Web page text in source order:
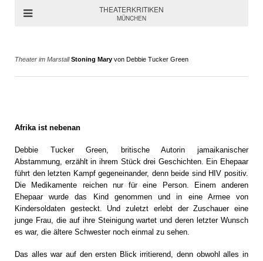
THEATERKRITIKEN
MÜNCHEN
Theater im MarstallStoning Mary von Debbie Tucker Green
Afrika ist nebenan
Debbie Tucker Green, britische Autorin jamaikanischer
Abstammung, erzählt in ihrem Stück drei Geschichten. Ein Ehepaar
führt den letzten Kampf gegeneinander, denn beide sind HIV positiv.
Die Medikamente reichen nur für eine Person. Einem anderen
Ehepaar wurde das Kind genommen und in eine Armee von
Kindersoldaten gesteckt. Und zuletzt erlebt der Zuschauer eine
junge Frau, die auf ihre Steinigung wartet und deren letzter Wunsch
es war, die ältere Schwester noch einmal zu sehen.
Das alles war auf den ersten Blick irritierend, denn obwohl alles in